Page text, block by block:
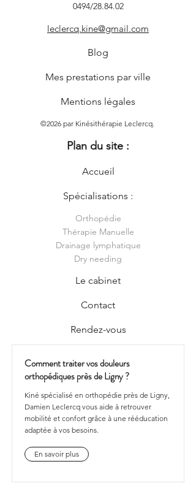
0494/28.84.02
leclercq.kine@gmail.com
Blog
Mes prestations par ville
Mentions légales
©2026 par Kinésithérapie Leclercq.
Plan du site :
Accueil
Spécialisations :
Orthopédie
Thérapie Manuelle
Drainage lymphatique
Dry needing
Le cabinet
Contact
Rendez-vous
Comment traiter vos douleurs
orthopédiques près de Ligny ?
Kiné spécialisé en orthopédie près de Ligny,
Damien Leclercq vous aide à retrouver
mobilité et confort grâce à une rééducation
adaptée à vos besoins.
En savoir plus